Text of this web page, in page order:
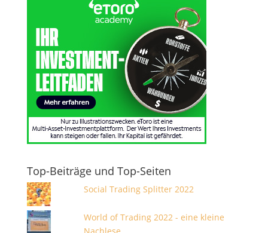
Top-Beiträge und Top-Seiten
Social Trading Splitter 2022
World of Trading 2022 - eine kleine